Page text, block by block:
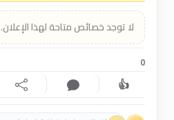
لا توجد خصائص متاحة لهذا الإعلان.
0
👍إعجاب (0) تعليق (0) مشاركة